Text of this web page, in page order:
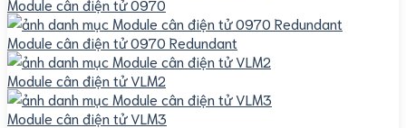
Module cân điện tử 0970
Module cân điện tử 0970 Redundant
Module cân điện tử VLM2
Module cân điện tử VLM3